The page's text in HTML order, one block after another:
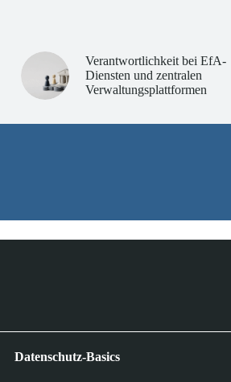
Verantwortlichkeit bei EfA-
Diensten und zentralen
Verwaltungsplattformen
Datenschutz-Basics